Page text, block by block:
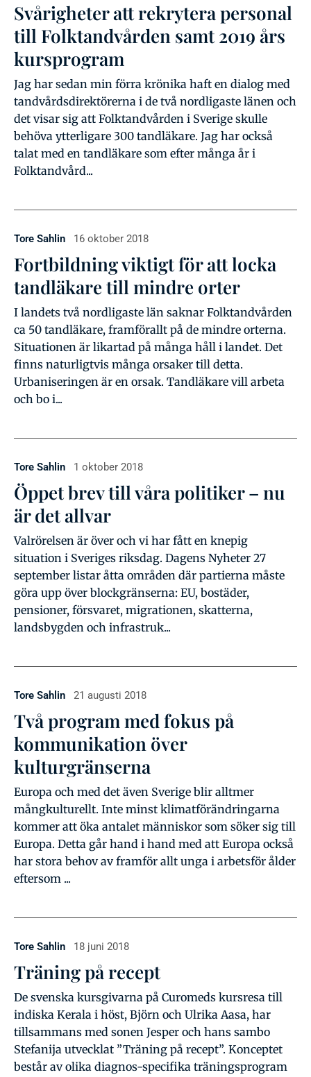
Svårigheter att rekrytera personal
till Folktandvården samt 2019 års
kursprogram
Jag har sedan min förra krönika haft en dialog med
tandvårdsdirektörerna i de två nordligaste länen och
det visar sig att Folktandvården i Sverige skulle
behöva ytterligare 300 tandläkare. Jag har också
talat med en tandläkare som efter många år i
Folktandvård...
Tore Sahlin 16 oktober 2018
Fortbildning viktigt för att locka
tandläkare till mindre orter
I landets två nordligaste län saknar Folktandvården
ca 50 tandläkare, framförallt på de mindre orterna.
Situationen är likartad på många håll i landet. Det
finns naturligtvis många orsaker till detta.
Urbaniseringen är en orsak. Tandläkare vill arbeta
och bo i...
Tore Sahlin 1 oktober 2018
Öppet brev till våra politiker – nu
är det allvar
Valrörelsen är över och vi har fått en knepig
situation i Sveriges riksdag. Dagens Nyheter 27
september listar åtta områden där partierna måste
göra upp över blockgränserna: EU, bostäder,
pensioner, försvaret, migrationen, skatterna,
landsbygden och infrastruk...
Tore Sahlin 21 augusti 2018
Två program med fokus på
kommunikation över
kulturgränserna
Europa och med det även Sverige blir alltmer
mångkulturellt. Inte minst klimatförändringarna
kommer att öka antalet människor som söker sig till
Europa. Detta går hand i hand med att Europa också
har stora behov av framför allt unga i arbetsför ålder
eftersom ...
Tore Sahlin 18 juni 2018
Träning på recept
De svenska kursgivarna på Curomeds kursresa till
indiska Kerala i höst, Björn och Ulrika Aasa, har
tillsammans med sonen Jesper och hans sambo
Stefanija utvecklat ”Träning på recept”. Konceptet
består av olika diagnos-specifika träningsprogram